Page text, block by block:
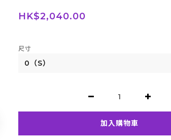
HK$2,040.00
尺寸
加入購物車